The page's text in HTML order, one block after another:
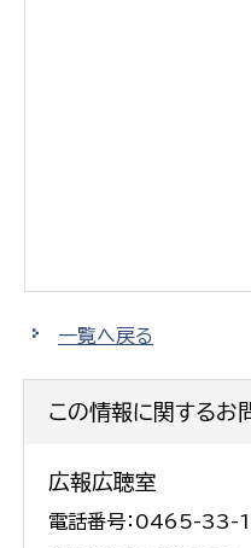
一覧へ戻る
この情報に関するお
広報広聴室
電話番号：0465-33-